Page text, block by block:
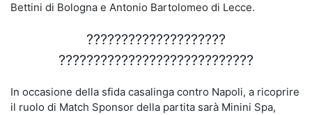
Bettini di Bologna e Antonio Bartolomeo di Lecce.
????????????????????
????????????????????????????
In occasione della sfida casalinga contro Napoli, a ricoprire
il ruolo di Match Sponsor della partita sarà Minini Spa,